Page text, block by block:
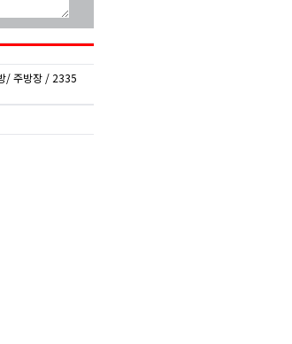
/ 주방장 / 2335